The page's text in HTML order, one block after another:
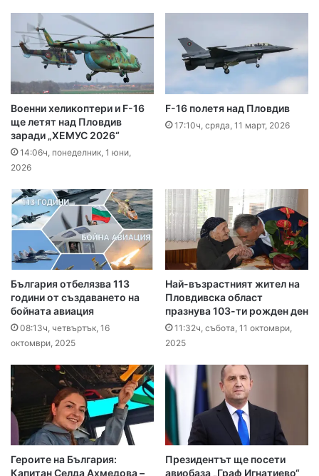
Военни хеликоптери и F-16
ще летят над Пловдив
заради „ХЕМУС 2026“
14:06ч, понеделник, 1 юни,
2026
F-16 полетя над Пловдив
17:10ч, сряда, 11 март, 2026
България отбелязва 113
години от създаването на
бойната авиация
08:13ч, четвъртък, 16
октомври, 2025
Най-възрастният жител на
Пловдивска област
празнува 103-ти рожден ден
11:32ч, събота, 11 октомври,
2025
Героите на България:
Капитан Селда Ахмедова –
Президентът ще посети
авиобаза „Граф Игнатиево“